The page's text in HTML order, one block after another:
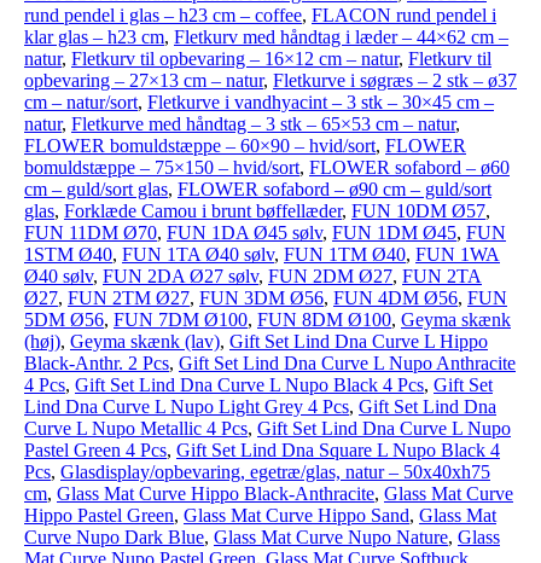
rund pendel i glas – h23 cm – coffee, FLACON rund pendel i
klar glas – h23 cm, Fletkurv med håndtag i læder – 44×62 cm –
natur, Fletkurv til opbevaring – 16×12 cm – natur, Fletkurv til
opbevaring – 27×13 cm – natur, Fletkurve i søgræs – 2 stk – ø37
cm – natur/sort, Fletkurve i vandhyacint – 3 stk – 30×45 cm –
natur, Fletkurve med håndtag – 3 stk – 65×53 cm – natur,
FLOWER bomuldstæppe – 60×90 – hvid/sort, FLOWER
bomuldstæppe – 75×150 – hvid/sort, FLOWER sofabord – ø60
cm – guld/sort glas, FLOWER sofabord – ø90 cm – guld/sort
glas, Forklæde Camou i brunt bøffellæder, FUN 10DM Ø57,
FUN 11DM Ø70, FUN 1DA Ø45 sølv, FUN 1DM Ø45, FUN
1STM Ø40, FUN 1TA Ø40 sølv, FUN 1TM Ø40, FUN 1WA
Ø40 sølv, FUN 2DA Ø27 sølv, FUN 2DM Ø27, FUN 2TA
Ø27, FUN 2TM Ø27, FUN 3DM Ø56, FUN 4DM Ø56, FUN
5DM Ø56, FUN 7DM Ø100, FUN 8DM Ø100, Geyma skænk
(høj), Geyma skænk (lav), Gift Set Lind Dna Curve L Hippo
Black-Anthr. 2 Pcs, Gift Set Lind Dna Curve L Nupo Anthracite
4 Pcs, Gift Set Lind Dna Curve L Nupo Black 4 Pcs, Gift Set
Lind Dna Curve L Nupo Light Grey 4 Pcs, Gift Set Lind Dna
Curve L Nupo Metallic 4 Pcs, Gift Set Lind Dna Curve L Nupo
Pastel Green 4 Pcs, Gift Set Lind Dna Square L Nupo Black 4
Pcs, Glasdisplay/opbevaring, egetræ/glas, natur – 50x40xh75
cm, Glass Mat Curve Hippo Black-Anthracite, Glass Mat Curve
Hippo Pastel Green, Glass Mat Curve Hippo Sand, Glass Mat
Curve Nupo Dark Blue, Glass Mat Curve Nupo Nature, Glass
Mat Curve Nupo Pastel Green, Glass Mat Curve Softbuck